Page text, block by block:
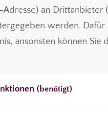
Adresse) an Drittanbieter
werden.
ansonsten können Sie
(benötigt)